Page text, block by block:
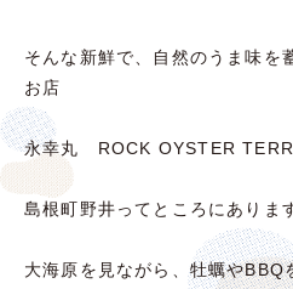
そんな新鮮で、自然のうま味を
お店
永幸丸 ROCK OYSTER
島根町野井ってところにありま
大海原を見ながら、牡蠣やBBQ